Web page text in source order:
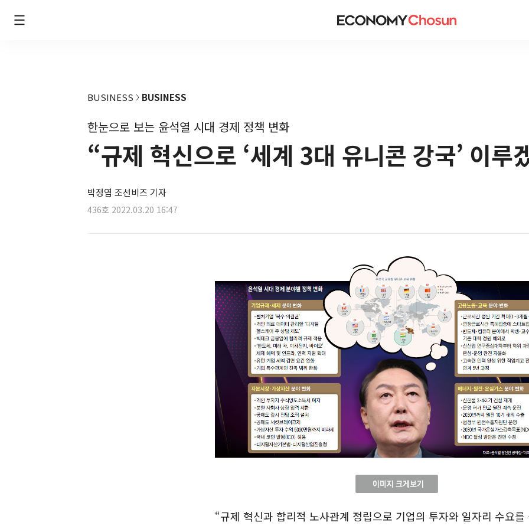
BUSINESS BUSINESS
한눈으로 보는 윤석열 시대 경제 정책 변화
“규제 혁신으로 ‘세계 3대 유니콘 강국’ 이루
박정엽 조선비즈 기자
436호 2022.03.20 16:47
“규제 혁신과 합리적 노사관계 정립으로 기업의 투자와 일자리 수요를